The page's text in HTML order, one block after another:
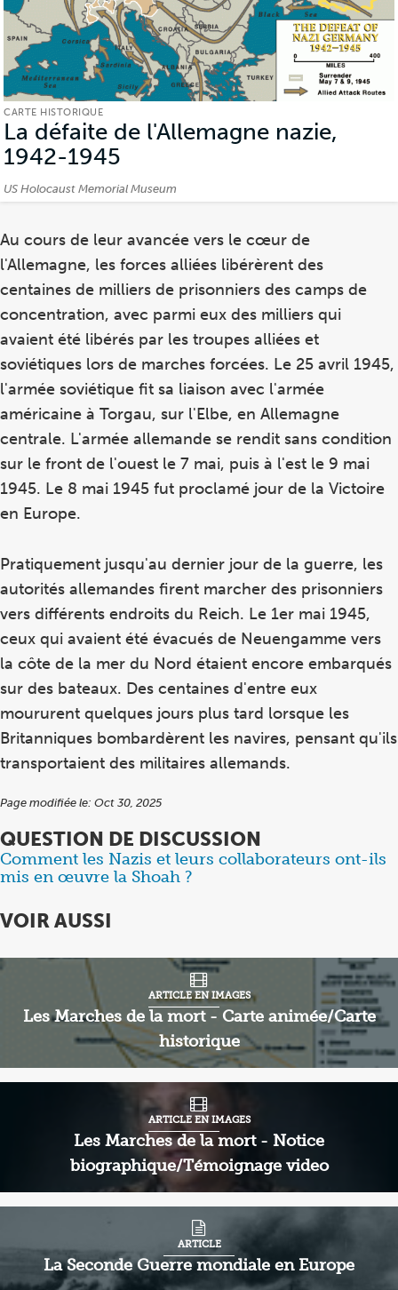
CARTE HISTORIQUE
La défaite de l'Allemagne nazie,
1942-1945
historique)
Crédits:
US Holocaust Memorial Museum
Au cours de leur avancée vers le cœur de
l'Allemagne, les forces alliées libérèrent des
centaines de milliers de prisonniers des camps de
concentration, avec parmi eux des milliers qui
avaient été libérés par les troupes alliées et
soviétiques lors de marches forcées. Le 25 avril 1945,
l'armée soviétique fit sa liaison avec l'armée
américaine à Torgau, sur l'Elbe, en Allemagne
centrale. L'armée allemande se rendit sans condition
sur le front de l'ouest le 7 mai, puis à l'est le 9 mai
1945. Le 8 mai 1945 fut proclamé jour de la Victoire
en Europe.
Pratiquement jusqu'au dernier jour de la guerre, les
autorités allemandes firent marcher des prisonniers
vers différents endroits du Reich. Le 1er mai 1945,
ceux qui avaient été évacués de Neuengamme vers
la côte de la mer du Nord étaient encore embarqués
sur des bateaux. Des centaines d'entre eux
moururent quelques jours plus tard lorsque les
Britanniques bombardèrent les navires, pensant qu'ils
transportaient des militaires allemands.
Page modifiée le: Oct 30, 2025
QUESTION DE DISCUSSION
Items
1
through
of
Comment les Nazis et leurs collaborateurs ont-ils
mis en œuvre la Shoah ?
VOIR AUSSI
Les Marches de la mort - Carte animée/Carte
historique
ARTICLE EN IMAGES
Les Marches de la mort - Notice
biographique/Témoignage video
ARTICLE EN IMAGES
La Seconde Guerre mondiale en Europe
ARTICLE